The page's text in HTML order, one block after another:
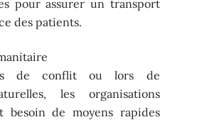
pour assurer un transport
des patients.
de conflit ou lors de
les organisations
besoin de moyens rapides